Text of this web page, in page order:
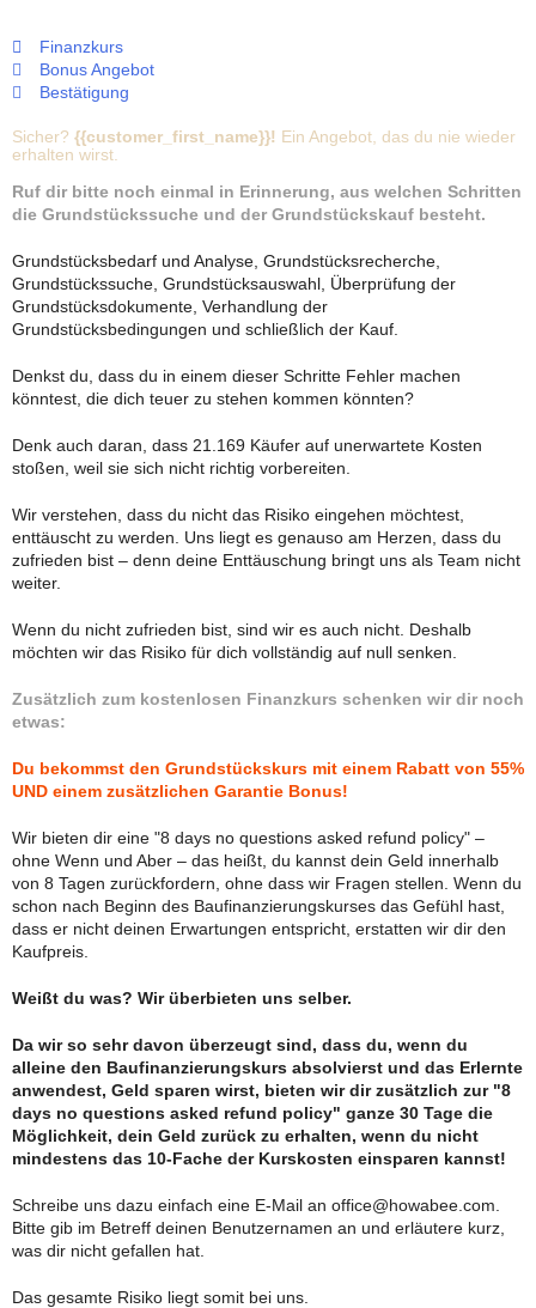
Finanzkurs
Bonus Angebot
Bestätigung
Sicher? {{customer_first_name}}! Ein Angebot, das du nie wieder
erhalten wirst.
Ruf dir bitte noch einmal in Erinnerung, aus welchen Schritten
die Grundstückssuche und der Grundstückskauf besteht.
Grundstücksbedarf und Analyse, Grundstücksrecherche,
Grundstückssuche, Grundstücksauswahl, Überprüfung der
Grundstücksdokumente, Verhandlung der
Grundstücksbedingungen und schließlich der Kauf.
Denkst du, dass du in einem dieser Schritte Fehler machen
könntest, die dich teuer zu stehen kommen könnten?
Denk auch daran, dass 21.169 Käufer auf unerwartete Kosten
stoßen, weil sie sich nicht richtig vorbereiten.
Wir verstehen, dass du nicht das Risiko eingehen möchtest,
enttäuscht zu werden. Uns liegt es genauso am Herzen, dass du
zufrieden bist – denn deine Enttäuschung bringt uns als Team nicht
weiter.
Wenn du nicht zufrieden bist, sind wir es auch nicht. Deshalb
möchten wir das Risiko für dich vollständig auf null senken.
Zusätzlich zum kostenlosen Finanzkurs schenken wir dir noch
etwas:
Du bekommst den Grundstückskurs mit einem Rabatt von 55%
UND einem zusätzlichen Garantie Bonus!
Wir bieten dir eine "8 days no questions asked refund policy" –
ohne Wenn und Aber – das heißt, du kannst dein Geld innerhalb
von 8 Tagen zurückfordern, ohne dass wir Fragen stellen. Wenn du
schon nach Beginn des Baufinanzierungskurses das Gefühl hast,
dass er nicht deinen Erwartungen entspricht, erstatten wir dir den
Kaufpreis.
Weißt du was? Wir überbieten uns selber.
Da wir so sehr davon überzeugt sind, dass du, wenn du
alleine den Baufinanzierungskurs absolvierst und das Erlernte
anwendest, Geld sparen wirst, bieten wir dir zusätzlich zur "8
days no questions asked refund policy" ganze 30 Tage die
Möglichkeit, dein Geld zurück zu erhalten, wenn du nicht
mindestens das 10-Fache der Kurskosten einsparen kannst!
Schreibe uns dazu einfach eine E-Mail an office@howabee.com.
Bitte gib im Betreff deinen Benutzernamen an und erläutere kurz,
was dir nicht gefallen hat.
Das gesamte Risiko liegt somit bei uns.